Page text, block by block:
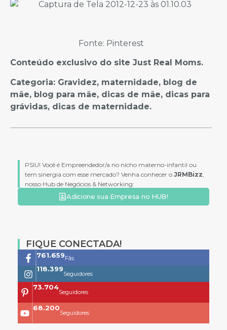
Fonte: Pinterest
Conteúdo exclusivo do site Just Real Moms.
Categoria: Gravidez, maternidade, blog de
mãe, blog para mãe, dicas de mãe, dicas para
grávidas, dicas de maternidade.
PSIU! Você é Empreendedor/a no nicho materno-infantil ou
tem sinergia com esse mercado? Venha conhecer o JRMBizz
nosso Hub de Negócios & Networking:
Adicione sua Empresa no HUB!
FIQUE CONECTADA!
761.659Fãs
118.399
Seguidores
73.704
Seguidores
68.200
Seguidores